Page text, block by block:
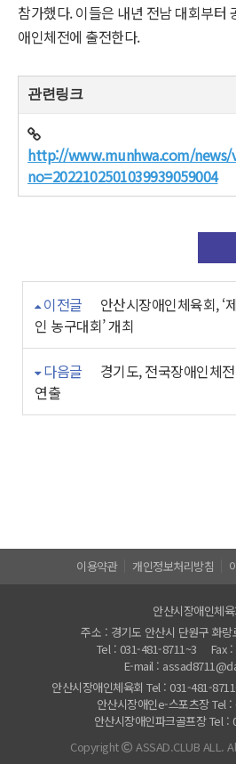
참가했다. 이들은 내년 전남 대회부터
애인체전에 출전한다.
관련링크
http://www.munhwa.com/
no=2022102501039939059004
이전글
안산시장애인체육회, ‘
인 농구대회’ 개최
다음글
경기도, 전국장애인체
연출
이용약관 개인정보처리방침
안산시장애인체육
주소 : 경기도 안산시 단원구 화
Tel : 031-481-8711~3
Fax
E-mail :
안산시장애인체육회 Tel : 031-481-
안산시장애인e-스포츠장 Tel
안산시장애인파크골프장 Tel :
Copyright
ASSAD.CLUB ALL.